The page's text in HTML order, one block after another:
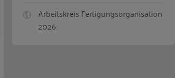
Arbeitskreis Fertigungsorganisation
2026